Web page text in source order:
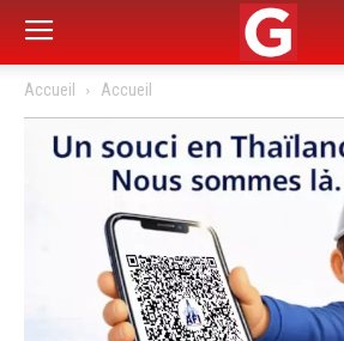
Accueil Accueil